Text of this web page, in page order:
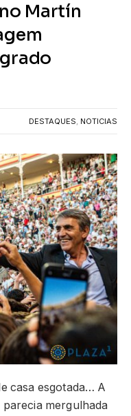
Martín
DESTAQUES, NOTICIAS
casa esgotada… A
mergulhada